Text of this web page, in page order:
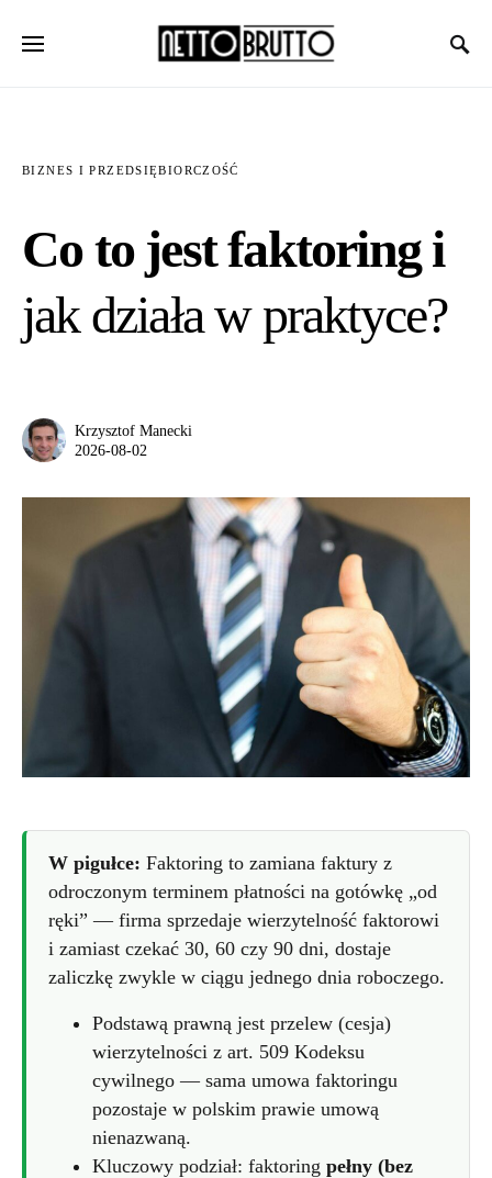
BIZNES I PRZEDSIĘBIORCZOŚĆ
Co to jest faktoring i
jak działa w praktyce?
Krzysztof Manecki
2026-08-02
W pigułce: Faktoring to zamiana faktury z
odroczonym terminem płatności na gotówkę „od
ręki” — firma sprzedaje wierzytelność faktorowi
i zamiast czekać 30, 60 czy 90 dni, dostaje
zaliczkę zwykle w ciągu jednego dnia roboczego.
Podstawą prawną jest przelew (cesja)
wierzytelności z art. 509 Kodeksu
cywilnego — sama umowa faktoringu
pozostaje w polskim prawie umową
nienazwaną.
Kluczowy podział: faktoring pełny (bez